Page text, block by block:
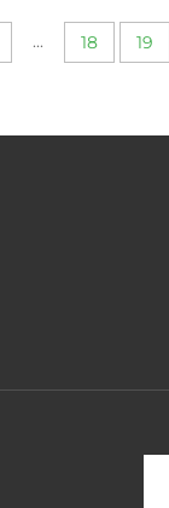
... 18 19